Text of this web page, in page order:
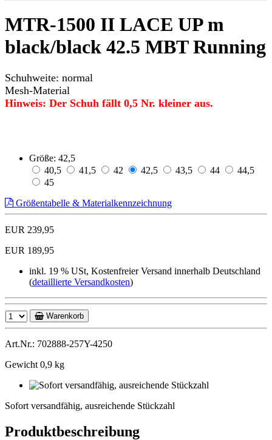
MTR-1500 II LACE UP m
black/black 42.5 MBT Running
Schuhweite: normal
Mesh-Material
Hinweis: Der Schuh fällt 0,5 Nr. kleiner aus.
Größe: 42,5
40,5
41,5 42 42,5 43,5 44
44,5
45
Größentabelle & Materialkennzeichnung
EUR 239,95
EUR 189,95
inkl. 19 % USt, Kostenfreier Versand innerhalb Deutschland
(detaillierte Versandkosten)
Warenkorb
Art.Nr.: 702888-257Y-4250
Gewicht 0,9 kg
Sofort versandfähig, ausreichende Stückzahl
Produktbeschreibung